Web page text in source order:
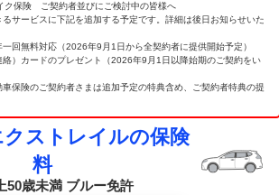
保険 ご契約者並びにご検討中の皆様へ
サービスに下記を追加する予定です。詳細は後日お知らせいた
一回無料対応（2026年9月1日から全契約者に提供開始予定）
絡）カードのプレゼント（2026年9月1日以降始期のご契約をい
保険のご契約者さまは追加予定の特典含め、ご契約者特典の提
ストレイルの保険
料
50歳未満 ブルー免許